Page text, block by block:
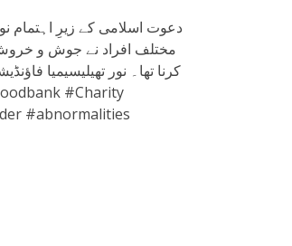
دعوت اسلامی کے زیرِ اہتمام
مختلف افراد نے جوش و خروش
کرنا تھا۔ نور تھیلیسیمیا
#abnormalities